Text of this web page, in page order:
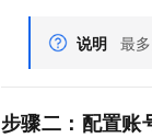
说明 最
步骤二：配置账